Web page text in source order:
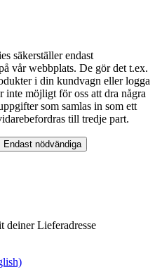
säkerställer endast
vår webbplats. De gör det t.ex.
i din kundvagn eller logga
möjligt för oss att dra några
som samlas in som ett
till tredje part.
Endast nödvändiga
deiner Lieferadresse